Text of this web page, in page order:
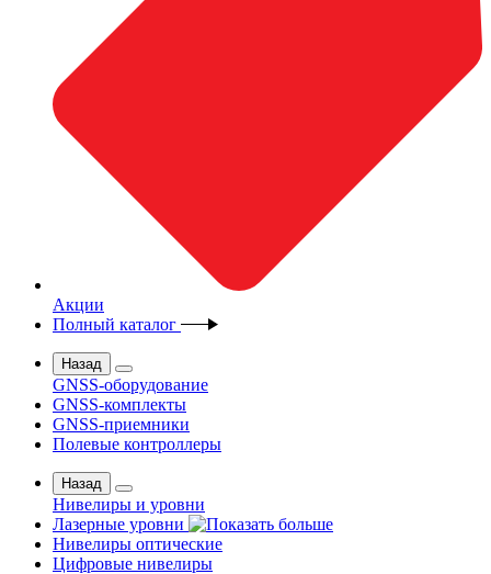
Акции
Полный каталог
Назад
GNSS-оборудование
GNSS-комплекты
GNSS-приемники
Полевые контроллеры
Назад
Нивелиры и уровни
Лазерные уровни
Нивелиры оптические
Цифровые нивелиры